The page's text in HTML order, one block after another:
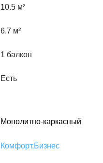
10.5 м²
6.7 м²
1 балкон
Есть
Монолитно-каркасный
Комфорт,Бизнес